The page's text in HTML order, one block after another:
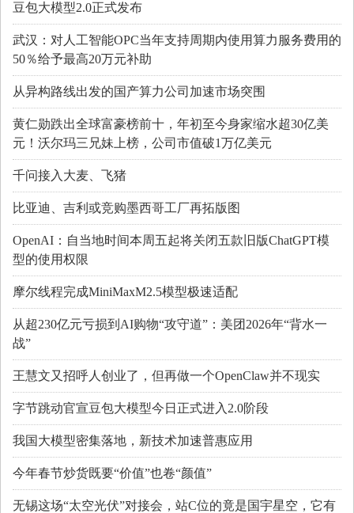
豆包大模型2.0正式发布
武汉：对人工智能OPC当年支持周期内使用算力服务费用的
50％给予最高20万元补助
从异构路线出发的国产算力公司加速市场突围
黄仁勋跌出全球富豪榜前十，年初至今身家缩水超30亿美
元！沃尔玛三兄妹上榜，公司市值破1万亿美元
千问接入大麦、飞猪
比亚迪、吉利或竞购墨西哥工厂再拓版图
OpenAI：自当地时间本周五起将关闭五款旧版ChatGPT模
型的使用权限
摩尔线程完成MiniMaxM2.5模型极速适配
从超230亿元亏损到AI购物“攻守道”：美团2026年“背水一
战”
王慧文又招呼人创业了，但再做一个OpenClaw并不现实
字节跳动官宣豆包大模型今日正式进入2.0阶段
我国大模型密集落地，新技术加速普惠应用
今年春节炒货既要“价值”也卷“颜值”
无锡这场“太空光伏”对接会，站C位的竟是国宇星空，它有